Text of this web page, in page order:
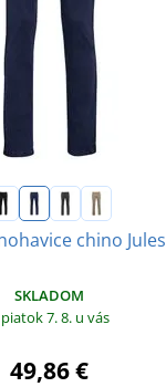
chino Jules
SKLADOM
7. 8. u vás
49,86 €